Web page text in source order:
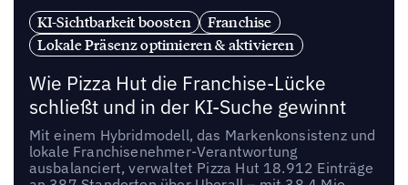
KI-Sichtbarkeit boosten
Franchise
Lokale Präsenz optimieren & aktivieren
Wie Pizza Hut die Franchise-Lücke
schließt und in der KI-Suche gewinnt
Mit einem Hybridmodell, das Markenkonsistenz und
lokale Franchisenehmer-Verantwortung
ausbalanciert, verwaltet Pizza Hut 18.912 Einträge